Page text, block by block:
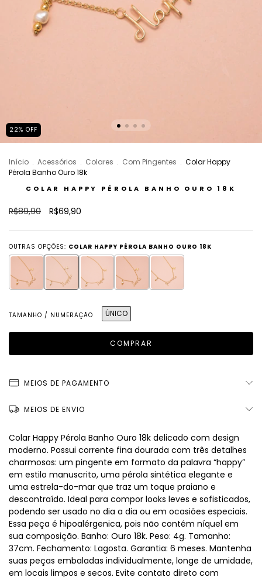
22% OFF
Início . Acessórios . Colares . Com Pingentes . Colar Happy
Pérola Banho Ouro 18k
COLAR HAPPY PÉROLA BANHO OURO 18K
R$89,90 R$69,90
OUTRAS OPÇÕES: COLAR HAPPY PÉROLA BANHO OURO 18K
TAMANHO / NUMERAÇÃO ÚNICO
MEIOS DE PAGAMENTO
MEIOS DE ENVIO
Colar Happy Pérola Banho Ouro 18k delicado com design
moderno. Possui corrente fina dourada com três detalhes
charmosos: um pingente em formato da palavra “happy”
em estilo manuscrito, uma pérola sintética elegante e
uma estrela-do-mar que traz um toque praiano e
descontraído. Ideal para compor looks leves e sofisticados,
podendo ser usado no dia a dia ou em ocasiões especiais.
Essa peça é hipoalérgenica, pois não contém níquel em
sua composição. Banho: Ouro 18k. Peso: 4g. Tamanho:
37cm. Fechamento: Lagosta. Garantia: 6 meses. Mantenha
suas peças embaladas individualmente, longe de umidade,
em locais limpos e secos. Evite contato direto com